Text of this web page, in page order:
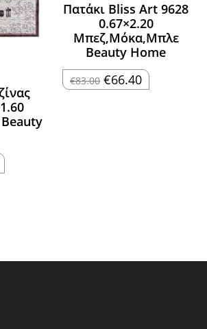
Πατάκι Bliss Art 9628
0.67×2.20
Μπεζ,Μόκα,Μπλε
Beauty Home
€83.00 Original
price
€66.40Η
τρέχουσα